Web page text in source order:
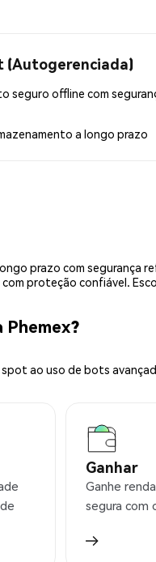
(Autogerenciada)
seguro offline com
a longo prazo
prazo com
proteção confiável.
Phemex?
ao uso de bots
Ganhar
Ganhe
segura com